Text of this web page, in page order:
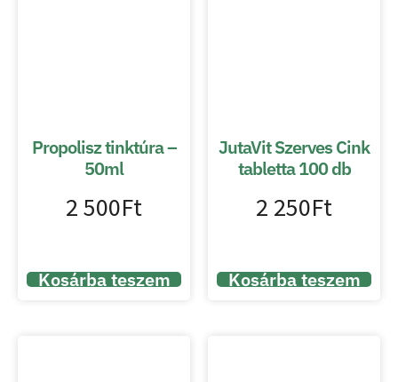
Propolisz tinktúra –
50ml
2 500Ft
Kosárba teszem
JutaVit Szerves Cink
tabletta 100 db
2 250Ft
Kosárba teszem